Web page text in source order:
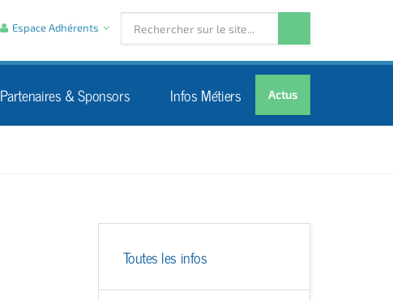
Actus
Partenaires & Sponsors Infos Métiers
Espace Adhérents
Toutes les infos